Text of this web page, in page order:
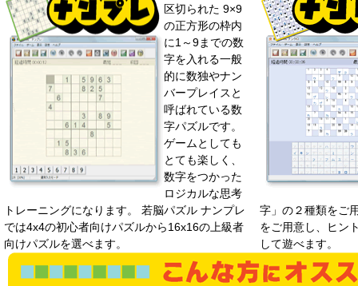
区切られた 9×9
の正方形の枠内
に1～9までの数
字を入れる一般
的に数独やナン
バープレイスと
呼ばれている数
字パズルです。
ゲームとしても
とても楽しく、
数字をつかった
ロジカルな思考
トレーニングになります。 若脳パズル ナンプレ
では4x4の初心者向けパズルから16x16の上級者
向けパズルを選べます。
字」の２種類をご
をご用意し、ヒン
して遊べます。